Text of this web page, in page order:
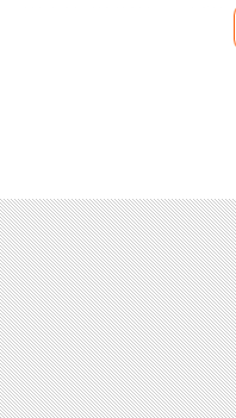
ins Schlossgut
unter freiem Himmel
Kulisse des
prickelndem Moët &
und jeder
Wir sind für jede
feiern absolut